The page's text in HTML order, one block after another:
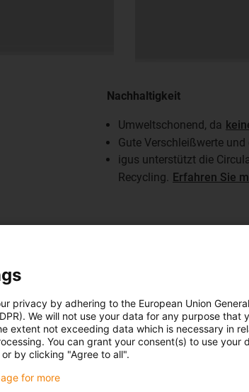
Nachhaltigkeit
Umweltschonend, da
Gute Verschleißwerte
igus unterstützt die
Recycling. Erfahren Sie
Dafür haben wir iglidur
Der KTL-Prozess stellt
müssen diese leitfähig
unter elektrischer
hohe Temperaturen, die
privacy by adhering to the European Union
We will not use your data for any purpose that
extent not exceeding data which is necessary in
You can grant your consent(s) to use your
by clicking "Agree to all".
for more